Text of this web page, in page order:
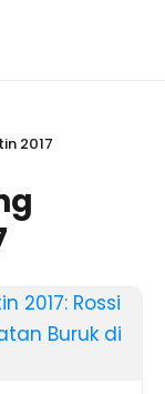
2017